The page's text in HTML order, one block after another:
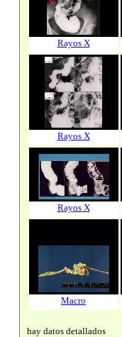
Rayos X
Rayos X
Rayos X
Macro
hay datos detallados